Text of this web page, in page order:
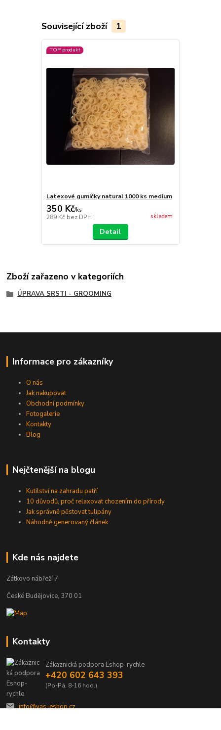
Související zboží 1
TOP produkt
Latexové gumičky natural 1000 ks medium
350 Kč/ks
289 Kč bez DPH skladem
Detail
Zboží zařazeno v kategoriích
ÚPRAVA SRSTI - GROOMING
Informace pro zákazníky
O nás
Jak nakupovat
Obchodní podmínky
Fotogalerie
Kontakty
Blog
Nejčtenější na blogu
Kutilství na zahradu patří
10 důvodů, proč relaxovat chozením do přírody
Jak správně pěstovat tulipány
Náhodně generovaný článek
Kde nás najdete
Zátkovo nábřeží 7
České Budějovice, 370 01
Kontakty
Zákaznická podpora Eshop-rychle
+420 602 643 393
(Po-Pá, 8-16 hod.)
info@vas-eshop.cz